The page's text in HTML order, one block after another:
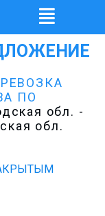
ПО
обл. -
обл.